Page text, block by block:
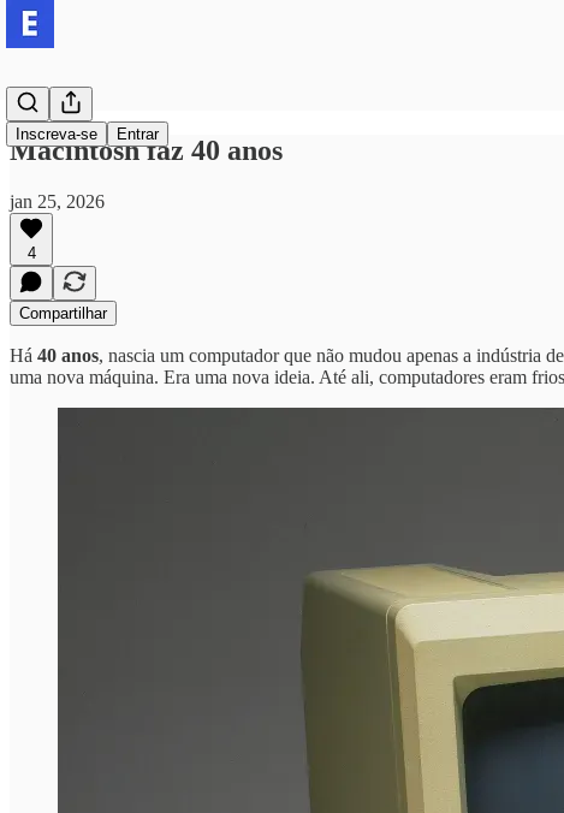
Inscreva-se Entrar
Macintosh faz 40 anos
jan 25, 2026
4
Compartilhar
Há 40 anos, nascia um computador que não mudou apenas a indústria
uma nova máquina. Era uma nova ideia. Até ali, computadores eram